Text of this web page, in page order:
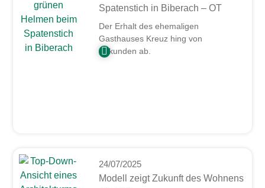
Spatenstich in Biberach – OT
Der Erhalt des ehemaligen
Gasthauses Kreuz hing von
Sekunden ab.
24/07/2025
Modell zeigt Zukunft des Wohnens